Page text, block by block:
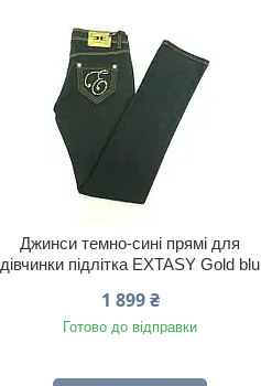
Джинси темно-сині прямі для
дівчинки підлітка EXTASY Gold blu
1 899 ₴
Готово до відправки